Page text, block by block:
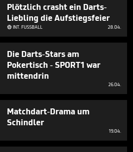
Plötzlich crasht ein Darts-
Liebling die Aufstiegsfeier
INT. FUSSBALL 28.04.
Die Darts-Stars am
Pokertisch - SPORT1 war
mittendrin
26.04.
Matchdart-Drama um
Schindler
19.04.